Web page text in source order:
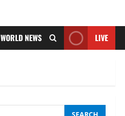
WORLD NEWS LIVE